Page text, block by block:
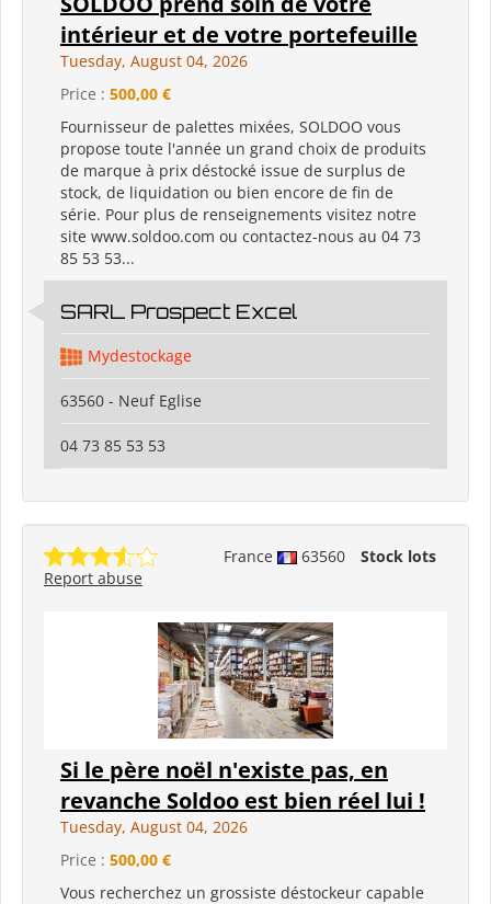
intérieur et de votre portefeuille
Tuesday, August 04, 2026
Price : 500,00 €
Fournisseur de palettes mixées, SOLDOO vous
propose toute l'année un grand choix de produits
de marque à prix déstocké issue de surplus de
stock, de liquidation ou bien encore de fin de
série. Pour plus de renseignements visitez notre
site www.soldoo.com ou contactez-nous au 04 73
85 53 53...
SARL Prospect Excel
Mydestockage
63560 - Neuf Eglise
04 73 85 53 53
France 63560
Stock lots
Report abuse
Si le père noël n'existe pas, en
revanche Soldoo est bien réel lui !
Tuesday, August 04, 2026
Price : 500,00 €
Vous recherchez un grossiste déstockeur capable